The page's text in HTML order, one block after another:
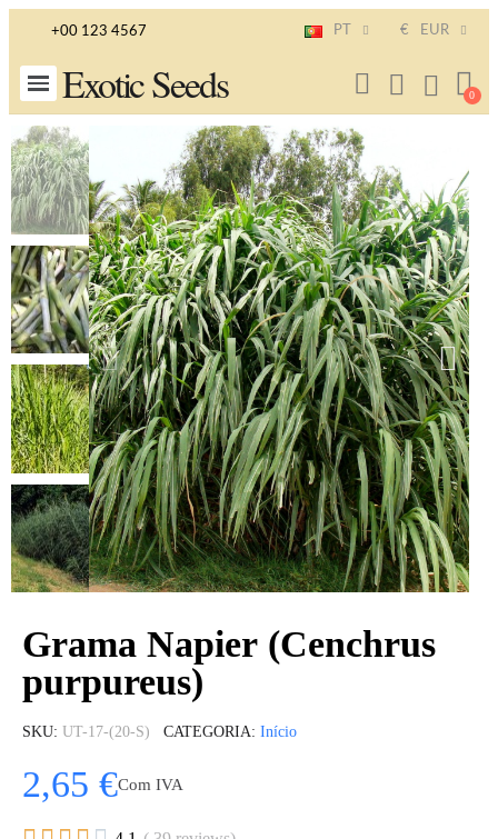
+00 123 4567 PT € EUR
Exotic Seeds
Grama Napier (Cenchrus
purpureus)
SKU UT-17-(20-S) CATEGORIA Início
2,65 €Com IVA